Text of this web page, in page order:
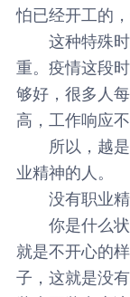
怕已经开工的
这种特殊时
重。疫情这段
够好，很多人
高，工作响应不
所以，越是
业精神的人。
没有职业精
你是什么状
就是不开心的
子，这就是没